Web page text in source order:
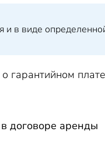
и в виде
гарантийном
договоре аренды